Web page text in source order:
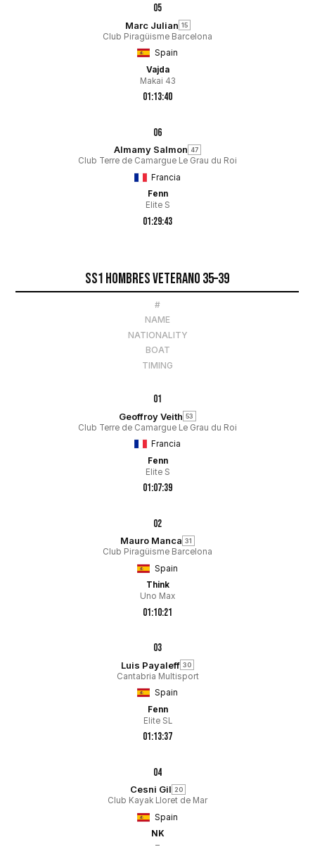
05
Marc Julian 15
Club Piragüisme Barcelona
Spain
Vajda
Makai 43
01:13:40
06
Almamy Salmon 47
Club Terre de Camargue Le Grau du Roi
Francia
Fenn
Elite S
01:29:43
SS1 HombreS Veterano 35–39
#
NAME
NATIONALITY
BOAT
TIMING
01
Geoffroy Veith 53
Club Terre de Camargue Le Grau du Roi
Francia
Fenn
Elite S
01:07:39
02
Mauro Manca 31
Club Piragüisme Barcelona
Spain
Think
Uno Max
01:10:21
03
Luis Payaleff 30
Cantabria Multisport
Spain
Fenn
Elite SL
01:13:37
04
Cesni Gil 20
Club Kayak Lloret de Mar
Spain
NK
–